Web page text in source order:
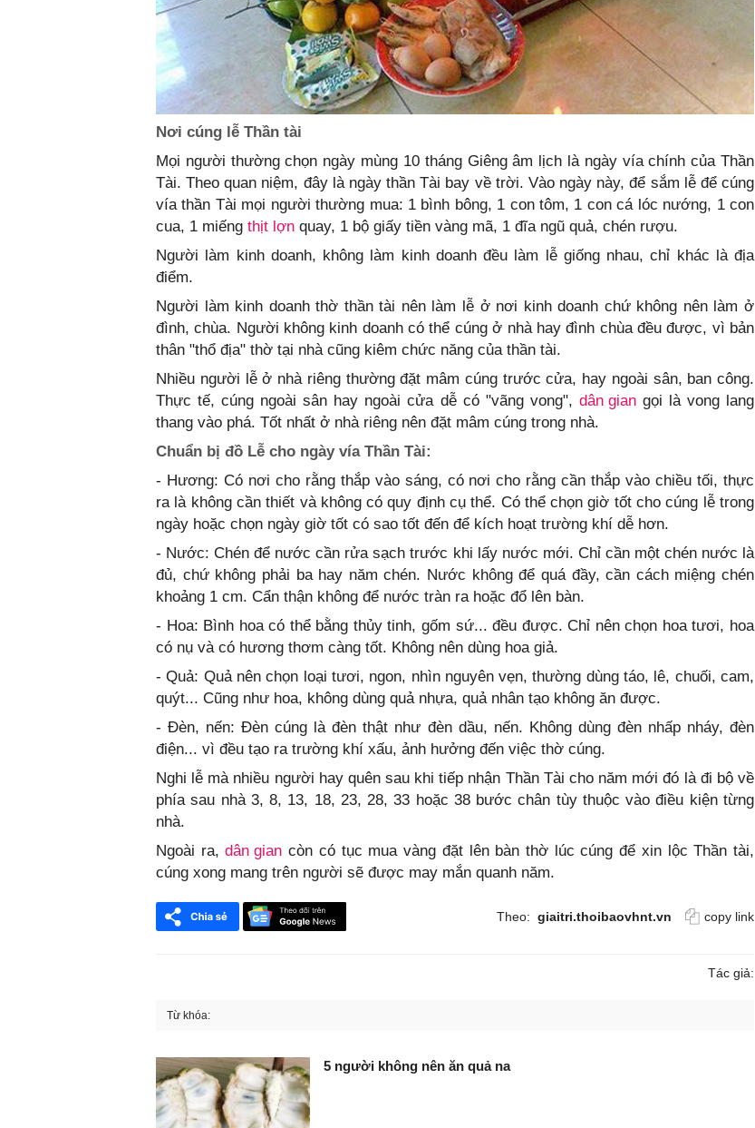
Nơi cúng lễ Thần tài
Mọi người thường chọn ngày mùng 10 tháng Giêng âm lịch là ngày vía chính của Thần
Tài. Theo quan niệm, đây là ngày thần Tài bay về trời. Vào ngày này, để sắm lễ để cúng
vía thần Tài mọi người thường mua: 1 bình bông, 1 con tôm, 1 con cá lóc nướng, 1 con
cua, 1 miếng thịt lợn quay, 1 bộ giấy tiền vàng mã, 1 đĩa ngũ quả, chén rượu.
Người làm kinh doanh, không làm kinh doanh đều làm lễ giống nhau, chỉ khác là địa
điểm.
Người làm kinh doanh thờ thần tài nên làm lễ ở nơi kinh doanh chứ không nên làm ở
đình, chùa. Người không kinh doanh có thể cúng ở nhà hay đình chùa đều được, vì bản
thân "thổ địa" thờ tại nhà cũng kiêm chức năng của thần tài.
Nhiều người lễ ở nhà riêng thường đặt mâm cúng trước cửa, hay ngoài sân, ban công.
Thực tế, cúng ngoài sân hay ngoài cửa dễ có "vãng vong", dân giangọi là vong lang
thang vào phá. Tốt nhất ở nhà riêng nên đặt mâm cúng trong nhà.
Chuẩn bị đồ Lễ cho ngày vía Thần Tài:
- Hương: Có nơi cho rằng thắp vào sáng, có nơi cho rằng cần thắp vào chiều tối, thực
ra là không cần thiết và không có quy định cụ thể. Có thể chọn giờ tốt cho cúng lễ trong
ngày hoặc chọn ngày giờ tốt có sao tốt đến để kích hoạt trường khí dễ hơn.
- Nước: Chén để nước cần rửa sạch trước khi lấy nước mới. Chỉ cần một chén nước là
đủ, chứ không phải ba hay năm chén. Nước không để quá đầy, cần cách miệng chén
khoảng 1 cm. Cẩn thận không để nước tràn ra hoặc đổ lên bàn.
- Hoa: Bình hoa có thể bằng thủy tinh, gốm sứ... đều được. Chỉ nên chọn hoa tươi, hoa
có nụ và có hương thơm càng tốt. Không nên dùng hoa giả.
- Quả: Quả nên chọn loại tươi, ngon, nhìn nguyên vẹn, thường dùng táo, lê, chuối, cam,
quýt... Cũng như hoa, không dùng quả nhựa, quả nhân tạo không ăn được.
- Đèn, nến: Đèn cúng là đèn thật như đèn dầu, nến. Không dùng đèn nhấp nháy, đèn
điện... vì đều tạo ra trường khí xấu, ảnh hưởng đến việc thờ cúng.
Nghi lễ mà nhiều người hay quên sau khi tiếp nhận Thần Tài cho năm mới đó là đi bộ về
phía sau nhà 3, 8, 13, 18, 23, 28, 33 hoặc 38 bước chân tùy thuộc vào điều kiện từng
nhà.
Ngoài ra,dân gian còn có tục mua vàng đặt lên bàn thờ lúc cúng để xin lộc Thần tài,
cúng xong mang trên người sẽ được may mắn quanh năm.
Theo: giaitri.thoibaovhnt.vn copy link
Tác giả:
Từ khóa:
5 người không nên ăn quả na